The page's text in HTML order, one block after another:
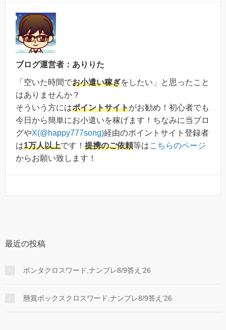
ブログ運営者：ありりた
「空いた時間でお小遣い稼ぎをしたい」と思ったこと
はありませんか？
そういう方にはポイントサイトがお勧め！初心者でも
今日から簡単にお小遣いを稼げます！ちなみに当ブロ
グやX(@happy777song)経由のポイントサイト登録者
は1万人以上です！ 提携のご依頼等はこちらのページ
からお願い致します！
最近の投稿
ポンタクロスワード,ナンプレ8/9答え’26
懸賞ボックスクロスワード,ナンプレ8/9答え’26